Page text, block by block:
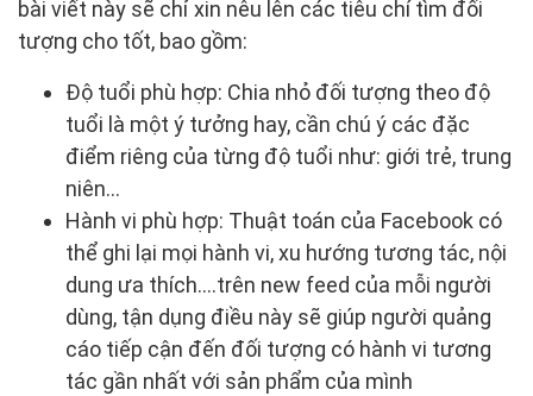
bài viết này sẽ chỉ xin nêu lên các tiêu chí tìm đối
tượng cho tốt, bao gồm:
Độ tuổi phù hợp: Chia nhỏ đối tượng theo độ
tuổi là một ý tưởng hay, cần chú ý các đặc
điểm riêng của từng độ tuổi như: giới trẻ, trung
niên…
Hành vi phù hợp: Thuật toán của Facebook có
thể ghi lại mọi hành vi, xu hướng tương tác, nội
dung ưa thích….trên new feed của mỗi người
dùng, tận dụng điều này sẽ giúp người quảng
cáo tiếp cận đến đối tượng có hành vi tương
tác gần nhất với sản phẩm của mình